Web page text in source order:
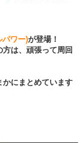
パワー)が登場！
は、頑張って周回
かにまとめています